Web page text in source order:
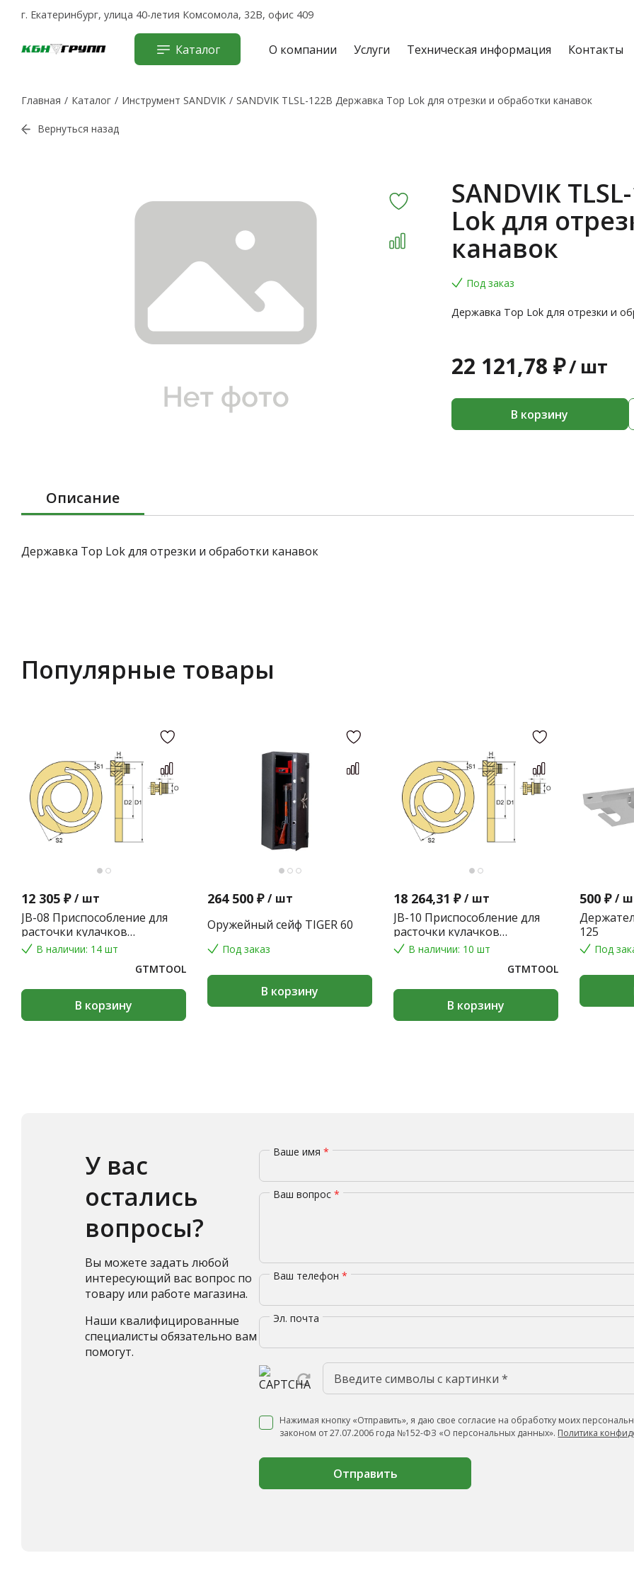
г. Екатеринбург, улица 40-летия Комсомола, 32В, офис 409
Каталог О компании Услуги Техническая информация Контакты
Главная Каталог Инструмент SANDVIK SANDVIK TLSL-122B Державка Top Lok для отрезки и обработки канавок
Вернуться назад
SANDVIK
Lok для
канавок
Под заказ
Державка Top Lok для отрезки и
22 121,78 ₽/ шт
В корзину
Описание
Державка Top Lok для отрезки и обработки канавок
Популярные товары
12 305 ₽ / шт
JB-08 Приспособление для
расточки кулачков
токарного патрона
В наличии: 14 шт
GTMTOOL
В корзину
264 500 ₽ / шт
Оружейный сейф TIGER 60
Под заказ
В корзину
18 264,31 ₽ / шт
JB-10 Приспособление для
расточки кулачков
токарного патрона
В наличии: 10 шт
GTMTOOL
В корзину
500 ₽ /
125
Под
У вас
остались
вопросы?
Вы можете задать любой
интересующий вас вопрос по
товару или работе магазина.
Наши квалифицированные
специалисты обязательно вам
помогут.
Ваше имя*
Ваш вопрос*
Ваш телефон*
Эл. почта
Нажимая кнопку «Отправить», я даю свое согласие на обработку моих
законом от 27.07.2006 года №152-ФЗ «О персональных данных». Политика
Отправить